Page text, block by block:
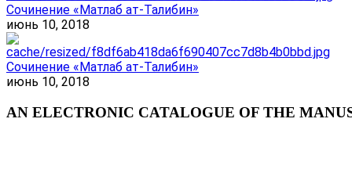
Сочинение «Матлаб ат-Талибин»
июнь 10, 2018
Сочинение «Матлаб ат-Талибин»
июнь 10, 2018
AN ELECTRONIC CATALOGUE OF THE